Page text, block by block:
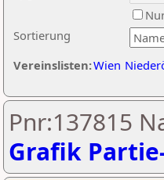
Sortierung
Vereinslisten:Wien
Pnr:137815
Grafik